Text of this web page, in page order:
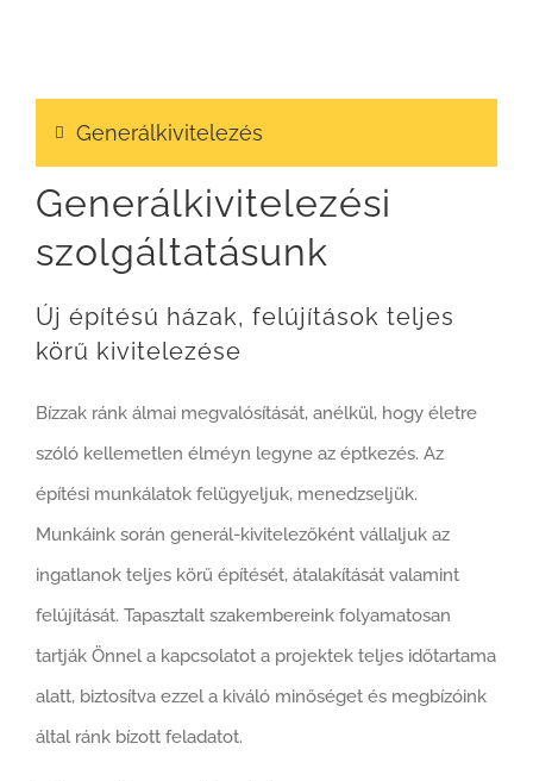
Generálkivitelezés
Generálkivitelezési
szolgáltatásunk
Új építésú házak, felújítások teljes
körű kivitelezése
Bízzak ránk álmai megvalósítását, anélkül, hogy életre
szóló kellemetlen élméyn legyne az éptkezés. Az
építési munkálatok felügyeljuk, menedzseljük.
Munkáink során generál-kivitelezőként vállaljuk az
ingatlanok teljes körű építését, átalakítását valamint
felújítását. Tapasztalt szakembereink folyamatosan
tartják Önnel a kapcsolatot a projektek teljes időtartama
alatt, biztosítva ezzel a kiváló minőséget és megbízóink
által ránk bízott feladatot.